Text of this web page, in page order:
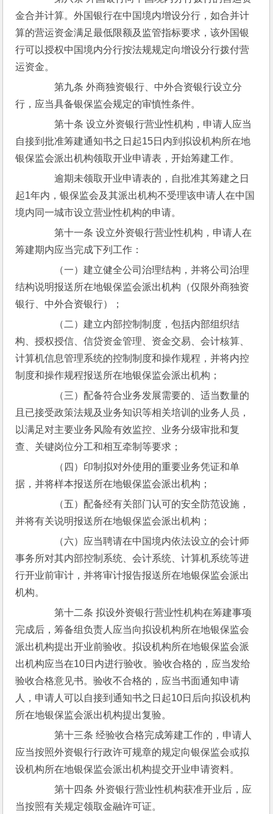
金合并计算。外国银行在中国境内增设分行，如合并计
算的营运资金满足最低限额及监管指标要求，该外国银
行可以授权中国境内分行按法规规定向增设分行拨付营
运资金。
第九条 外商独资银行、中外合资银行设立分
行，应当具备银保监会规定的审慎性条件。
第十条 设立外资银行营业性机构，申请人应当
自接到批准筹建通知书之日起15日内到拟设机构所在地
银保监会派出机构领取开业申请表，开始筹建工作。
逾期未领取开业申请表的，自批准其筹建之日
起1年内，银保监会及其派出机构不受理该申请人在中国
境内同一城市设立营业性机构的申请。
第十一条 设立外资银行营业性机构，申请人在
筹建期内应当完成下列工作：
（一）建立健全公司治理结构，并将公司治理
结构说明报送所在地银保监会派出机构（仅限外商独资
银行、中外合资银行）；
（二）建立内部控制制度，包括内部组织结
构、授权授信、信贷资金管理、资金交易、会计核算、
计算机信息管理系统的控制制度和操作规程，并将内控
制度和操作规程报送所在地银保监会派出机构；
（三）配备符合业务发展需要的、适当数量的
且已接受政策法规及业务知识等相关培训的业务人员，
以满足对主要业务风险有效监控、业务分级审批和复
查、关键岗位分工和相互牵制等要求；
（四）印制拟对外使用的重要业务凭证和单
据，并将样本报送所在地银保监会派出机构；
（五）配备经有关部门认可的安全防范设施，
并将有关说明报送所在地银保监会派出机构；
（六）应当聘请在中国境内依法设立的会计师
事务所对其内部控制系统、会计系统、计算机系统等进
行开业前审计，并将审计报告报送所在地银保监会派出
机构。
第十二条 拟设外资银行营业性机构在筹建事项
完成后，筹备组负责人应当向拟设机构所在地银保监会
派出机构提出开业前验收。拟设机构所在地银保监会派
出机构应当在10日内进行验收。验收合格的，应当发给
验收合格意见书。验收不合格的，应当书面通知申请
人，申请人可以自接到通知书之日起10日后向拟设机构
所在地银保监会派出机构提出复验。
第十三条 经验收合格完成筹建工作的，申请人
应当按照外资银行行政许可规章的规定向银保监会或拟
设机构所在地银保监会派出机构提交开业申请资料。
第十四条 外资银行营业性机构获准开业后，应
当按照有关规定领取金融许可证。